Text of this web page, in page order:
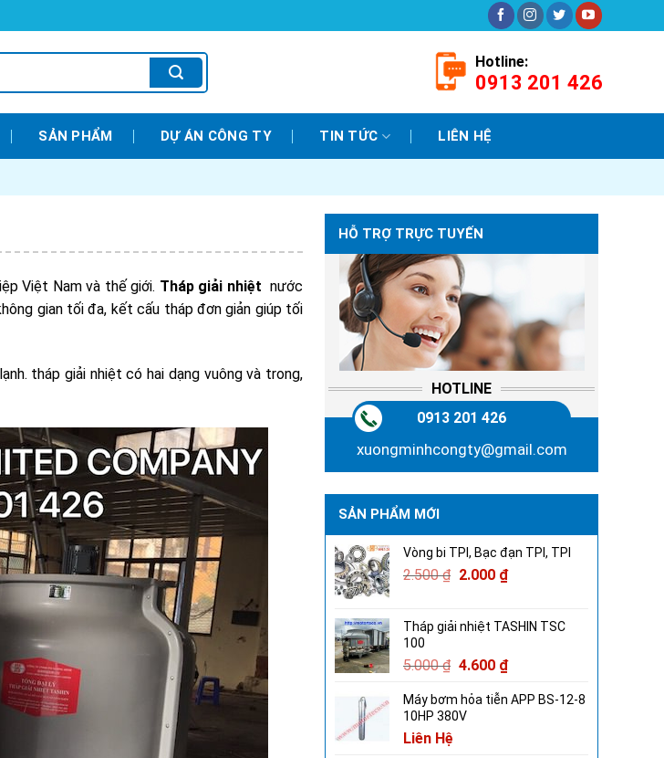
Hotline:
0913 201 426
SẢN PHẨM DỰ ÁN CÔNG TY TIN TỨC LIÊN HỆ
Việt Nam và thế giới. Tháp giải nhiệt nước
gian tối đa, kết cấu tháp đơn giản giúp tối
tháp giải nhiệt có hai dạng vuông và trong,
HỖ TRỢ TRỰC TUYẾN
HOTLINE
0913 201 426
xuongminhcongty@gmail.com
SẢN PHẨM MỚI
Vòng bi TPI, Bạc đạn TPI, TPI
2.500₫ 2.000 ₫
Tháp giải nhiệt TASHIN TSC
100
5.000₫ 4.600 ₫
Máy bơm hỏa tiễn APP BS-12-8
10HP 380V
Liên Hệ